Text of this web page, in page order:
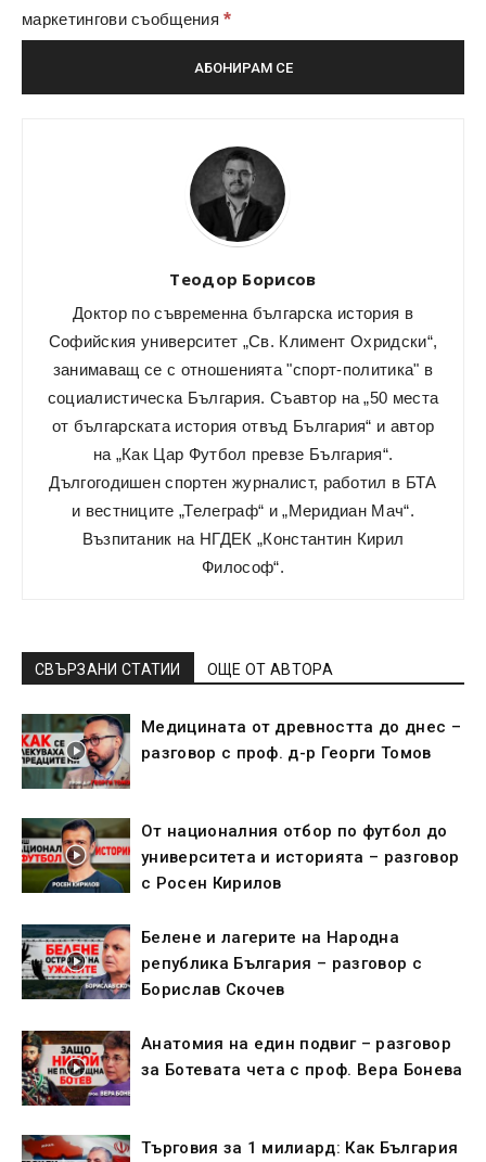
маркетингови съобщения*
Теодор Борисов
Доктор по съвременна българска история в
Софийския университет „Св. Климент Охридски“,
занимаващ се с отношенията "спорт-политика" в
социалистическа България. Съавтор на „50 места
от българската история отвъд България“ и автор
на „Как Цар Футбол превзе България“.
Дългогодишен спортен журналист, работил в БТА
и вестниците „Телеграф“ и „Меридиан Мач“.
Възпитаник на НГДЕК „Константин Кирил
Философ“.
СВЪРЗАНИ СТАТИИ ОЩЕ ОТ АВТОРА
Медицината от древността до днес –
разговор с проф. д-р Георги Томов
От националния отбор по футбол до
университета и историята – разговор
с Росен Кирилов
Белене и лагерите на Народна
република България – разговор с
Борислав Скочев
Анатомия на един подвиг – разговор
за Ботевата чета с проф. Вера Бонева
Търговия за 1 милиард: Как България